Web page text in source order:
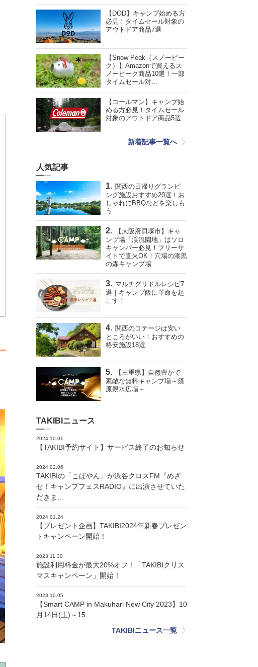
【DOD】キャンプ始める方
必見！タイムセール対象の
アウトドア商品7選
【Snow Peak（スノーピー
ク）】Amazonで買えるス
ノーピーク商品10選！一部
タイムセール対…
【コールマン】キャンプ始
める方必見！タイムセール
対象のアウトドア商品5選
新着記事一覧へ
人気記事
関西の日帰りグランピ
ング施設おすすめ20選！お
しゃれにBBQなどを楽しも
う
【大阪府貝塚市】キャ
ンプ場「渓流園地」はソロ
キャンパー必見！フリーサ
イトで直火OK！穴場の漆黒
の森キャンプ場
マルチグリドルレシピ7
選｜キャンプ飯に革命を起
こす！
関西のコテージは安い
ところがいい！おすすめの
格安施設18選
【三重県】自然豊かで
素敵な無料キャンプ場～須
原親水広場～
TAKIBIニュース
2024.10.01
【TAKIBI予約サイト】サービス終了のお知らせ
2024.02.06
TAKIBIの「こばやん」が渋谷クロスFM『めざ
せ！キャンプフェスRADIO』に出演させていた
だきま…
2024.01.24
【プレゼント企画】TAKIBI2024年新春プレゼン
トキャンペーン開始！
2023.11.30
施設利用料金が最大20%オフ！「TAKIBIクリス
マスキャンペーン」開始！
2023.10.05
【Smart CAMP in Makuhari New City 2023】10
月14日(土)～15…
TAKIBIニュース一覧